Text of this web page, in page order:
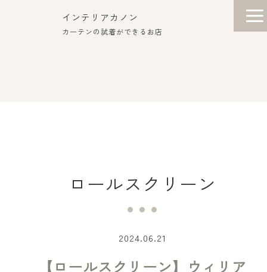
インテリアカノン
カーテンの試着ができるお店
ロールスクリーン
2024.06.21
【ロールスクリーン】ウィリア